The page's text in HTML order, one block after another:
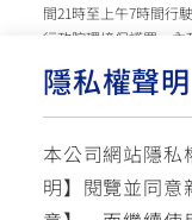
隱私權聲明
本公司網站隱私
明】閱覽並同意
間21時至上午7時間行
行政院環境保護署、內
台灣山葉機車 關心您
使用版權
☏ 免付費客